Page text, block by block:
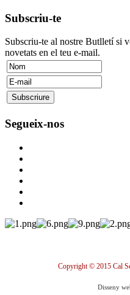
Subscriu-te
Subscriu-te al nostre Butlletí si
novetats en el teu e-mail.
Segueix-nos
Copyright © 2015 Cal
Disseny